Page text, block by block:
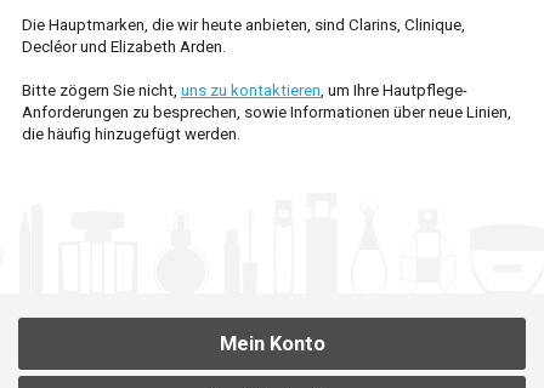
Die Hauptmarken, die wir heute anbieten, sind Clarins, Clinique,
Decléor und Elizabeth Arden.
Bitte zögern Sie nicht, uns zu kontaktieren, um Ihre Hautpflege-
Anforderungen zu besprechen, sowie Informationen über neue Linien,
die häufig hinzugefügt werden.
Mein Konto